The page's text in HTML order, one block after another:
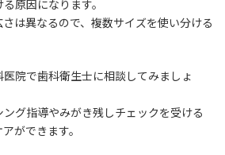
原因になります。
は異なるので、複数サイズを使い分ける
院で歯科衛生士に相談してみましょ
グ指導やみがき残しチェックを受ける
ができます。